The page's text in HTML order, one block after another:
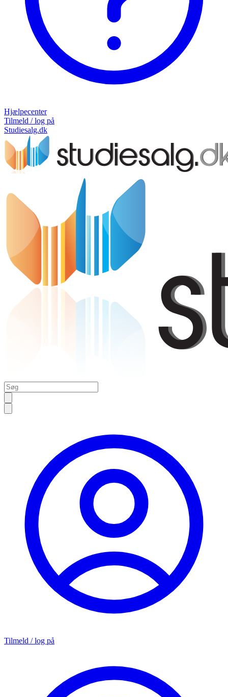
Hjælpecenter
Tilmeld / log på
Studiesalg.dk
Tilmeld / log på